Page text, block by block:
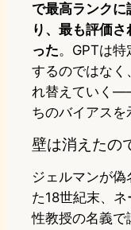
で最高ランクに
り、最も評価
った。GPTは
するのではなく
れ替えていく
ちのバイアスを
壁は消えたの
ジェルマンが
た18世紀末、
性教授の名義で